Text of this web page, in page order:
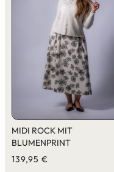
MIDI ROCK MIT
BLUMENPRINT
139,95 €